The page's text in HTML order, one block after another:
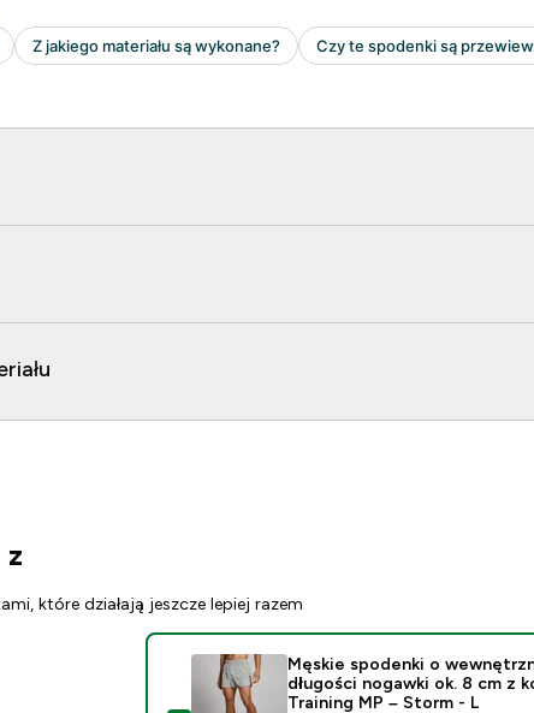
z
które działają jeszcze lepiej razem
Męskie spodenki o
długości nogawki ok. 8 cm z
Training MP – Storm - L